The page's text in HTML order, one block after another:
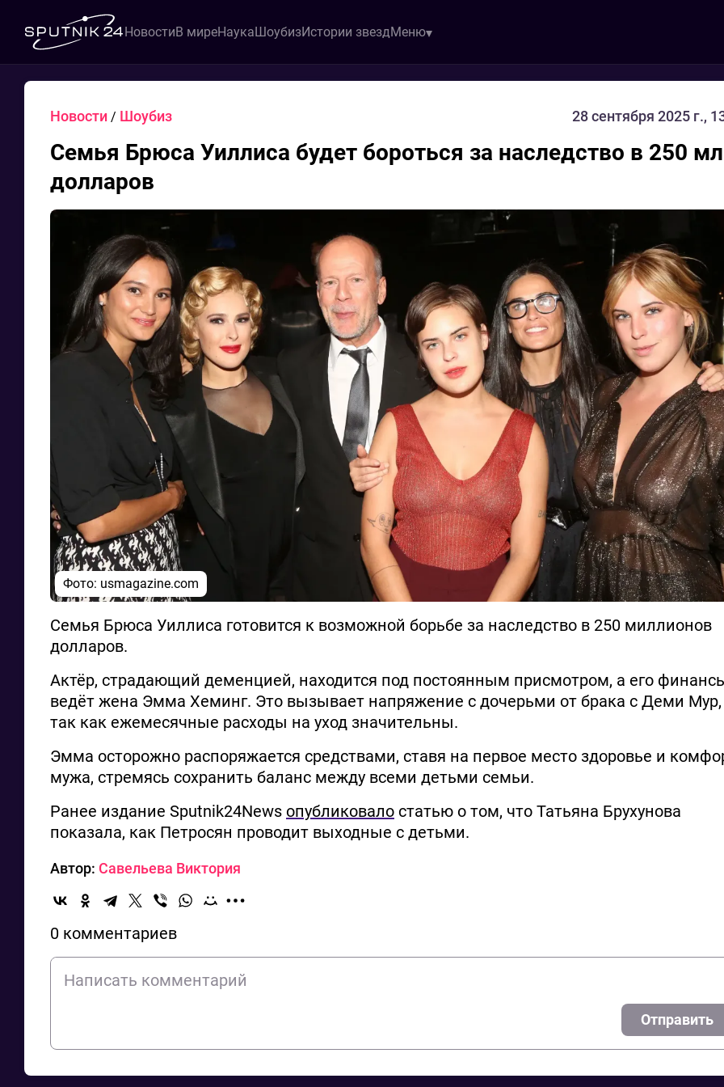
НовостиВ миреНаукаШоубизИстории звездМеню
Новости / Шоубиз 28 сентября 2025 г.,
Семья Брюса Уиллиса будет бороться за наследство в 250
долларов
Фото: usmagazine.com
Семья Брюса Уиллиса готовится к возможной борьбе за наследство в 250 миллионов
долларов.
Актёр, страдающий деменцией, находится под постоянным присмотром, а его
ведёт жена Эмма Хеминг. Это вызывает напряжение с дочерьми от брака с Деми Мур,
так как ежемесячные расходы на уход значительны.
Эмма осторожно распоряжается средствами, ставя на первое место здоровье и
мужа, стремясь сохранить баланс между всеми детьми семьи.
Ранее издание Sputnik24News опубликовало статью о том, что Татьяна Брухунова
показала, как Петросян проводит выходные с детьми.
Автор: Савельева Виктория
0 комментариев
Отправить